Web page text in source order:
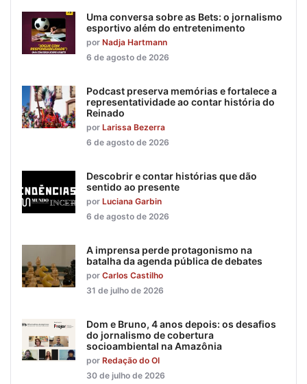
Uma conversa sobre as Bets: o jornalismo
esportivo além do entretenimento
por Nadja Hartmann
6 de agosto de 2026
Podcast preserva memórias e fortalece a
representatividade ao contar história do
Reinado
por Larissa Bezerra
6 de agosto de 2026
Descobrir e contar histórias que dão
sentido ao presente
por Luciana Garbin
6 de agosto de 2026
A imprensa perde protagonismo na
batalha da agenda pública de debates
por Carlos Castilho
31 de julho de 2026
Dom e Bruno, 4 anos depois: os desafios
do jornalismo de cobertura
socioambiental na Amazônia
por Redação do OI
30 de julho de 2026